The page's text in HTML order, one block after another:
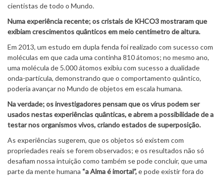
cientistas de todo o Mundo.
Numa experiência recente; os cristais de KHCO3 mostraram que
exibiam crescimentos quânticos em meio centímetro de altura.
Em 2013, um estudo em dupla fenda foi realizado com sucesso com
moléculas em que cada uma continha 810 átomos; no mesmo ano,
uma molécula de 5.000 átomos exibiu com sucesso a dualidade
onda-partícula, demonstrando que o comportamento quântico,
poderia avançar no Mundo de objetos em escala humana.
Na verdade; os investigadores pensam que os vírus podem ser
usados ​​nestas experiências quânticas, e abrem a possibilidade de a
testar nos organismos vivos, criando estados de superposição.
As experiências sugerem, que os objetos só existem com
propriedades reais se forem observados; e os resultados não só
desafiam nossa intuição como também se pode concluir, que uma
parte da mente humana “a Alma é imortal”,e pode existir fora do